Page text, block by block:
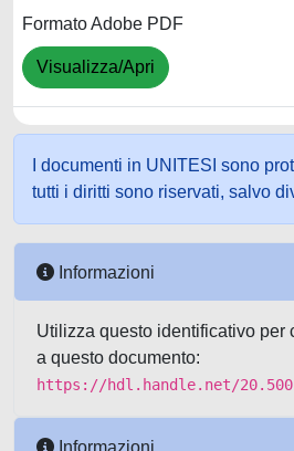
Formato Adobe PDF
Visualizza/Apri
I documenti in UNITESI sono
tutti i diritti sono riservati, salvo
Informazioni
Utilizza questo identificativo per
a questo documento:
https://hdl.handle.net/
Informazioni